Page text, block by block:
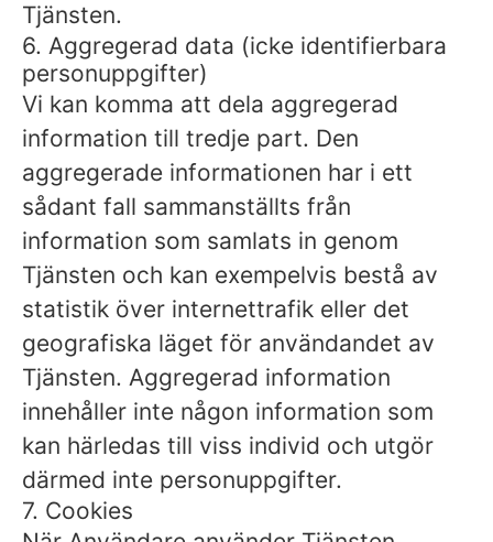
Tjänsten.
6. Aggregerad data (icke identifierbara
personuppgifter)
Vi kan komma att dela aggregerad
information till tredje part. Den
aggregerade informationen har i ett
sådant fall sammanställts från
information som samlats in genom
Tjänsten och kan exempelvis bestå av
statistik över internettrafik eller det
geografiska läget för användandet av
Tjänsten. Aggregerad information
innehåller inte någon information som
kan härledas till viss individ och utgör
därmed inte personuppgifter.
7. Cookies